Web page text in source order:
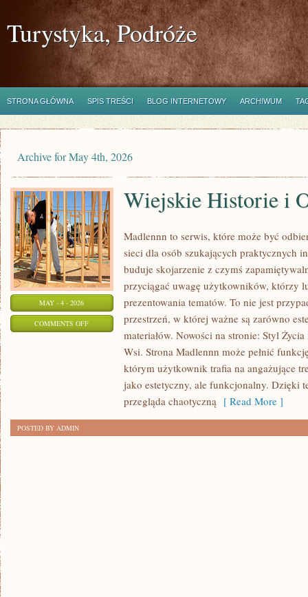
Turystyka, Podróże
STRONA GŁÓWNA SPIS TREŚCI BLOG INTERNETOWY ARCHIWUM
Archive for May 4th, 2026
MAY - 4 - 2026
COMMENTS OFFON
OPOWIEŚCI
Wiejskie Historie i
Madlennn to serwis, które może być
sieci dla osób szukających praktycznych
buduje skojarzenie z czymś
przyciągać uwagę użytkowników, którzy
prezentowania tematów. To nie jest
przestrzeń, w której ważne są zarówno
materiałów. Nowości na stronie: Styl
Wsi. Strona Madlennn może pełnić
którym użytkownik trafia na angażujące
jako estetyczny, ale funkcjonalny. Dzięki
przegląda chaotyczną [ Read More ]
POSTED BY ADMIN